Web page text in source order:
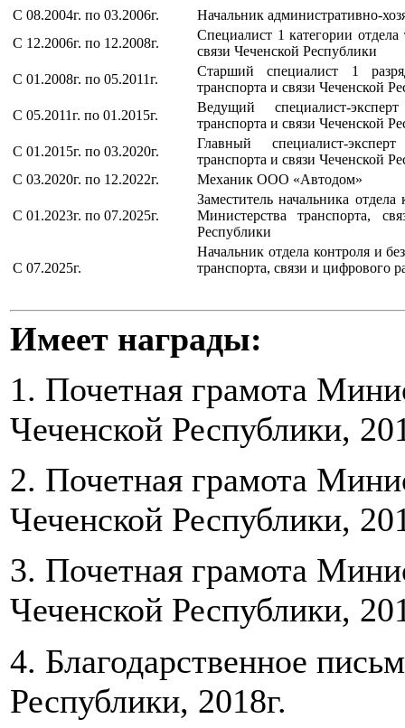
С 08.2004г. по 03.2006г.
Начальник административно-
С 12.2006г. по 12.2008г.
Специалист 1 категории
связи Чеченской Республики
С 01.2008г. по 05.2011г.
Старший специалист 1
транспорта и связи Чеченской
С 05.2011г. по 01.2015г.
Ведущий специалист-
транспорта и связи Чеченской
С 01.2015г. по 03.2020г.
Главный специалист-
транспорта и связи Чеченской
С 03.2020г. по 12.2022г. Механик ООО «Автодом»
С 01.2023г. по 07.2025г.
Заместитель начальника
Министерства транспорта,
Республики
С 07.2025г.
Начальник отдела контроля и
транспорта, связи и цифрового
Имеет награды:
1. Почетная грамота
Чеченской Республики,
2. Почетная грамота
Чеченской Республики,
3. Почетная грамота
Чеченской Республики,
4. Благодарственное
Республики, 2018г.